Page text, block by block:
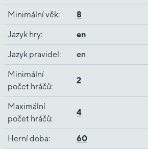
Minimální věk: 8
Jazyk hry: en
Jazyk pravidel: en
Minimální
počet hráčů:
2
Maximální
počet hráčů:
4
Herní doba: 60